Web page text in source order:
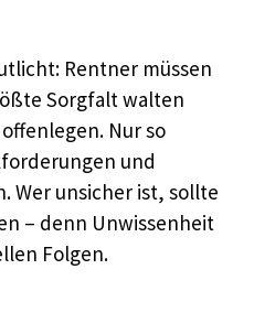
Rentner müssen
Sorgfalt walten
Nur so
und
Wer unsicher ist, sollte
– denn Unwissenheit
Folgen.